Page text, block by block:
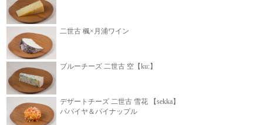
二世古 楓×月浦ワイン
ブルーチーズ 二世古 空【ku:】
デザートチーズ 二世古 雪花 【sekka】
パパイヤ＆パイナップル